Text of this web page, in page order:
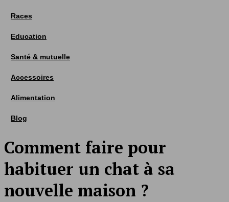
Races
Education
Santé & mutuelle
Accessoires
Alimentation
Blog
Comment faire pour
habituer un chat à sa
nouvelle maison ?